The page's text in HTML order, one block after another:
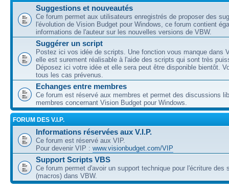
Suggestions et nouveautés
Ce forum permet aux utilisateurs enregistrés de proposer des
l'évolution de Vision Budget pour Windows, ce forum contient
informations de l'auteur sur les nouvelles versions de VBW.
Suggérer un script
Postez ici vos idée de scripts. Une fonction vous manque dans
elle est surement réalisable à l'aide des scripts qui sont très
Déposez ici votre idée et elle sera peut être disponible bientôt.
tous les cas prévenus.
Echanges entre membres
Ce forum est réservé aux membres et permet des discussions
membres concernant Vision Budget pour Windows.
FORUM DES V.I.P.
Informations réservées aux V.I.P.
Ce forum est réservé aux VIP.
Pour devenir VIP : www.visionbudget.com/VIP
Support Scripts VBS
Ce forum permet d'avoir un support technique pour l'écriture des
(macros) dans VBW.